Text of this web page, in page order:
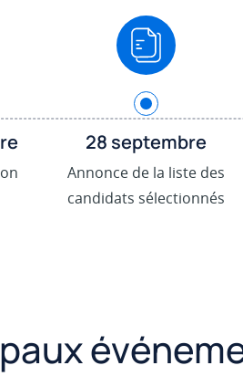
28 septembre
Annonce de la liste des
candidats sélectionnés